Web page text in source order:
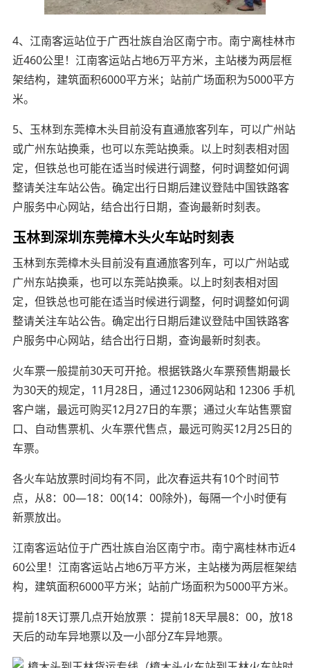
4、江南客运站位于广西壮族自治区南宁市。南宁离桂林市
近460公里！江南客运站占地6万平方米，主站楼为两层框
架结构，建筑面积6000平方米；站前广场面积为5000平方
米。
5、玉林到东莞樟木头目前没有直通旅客列车，可以广州站
或广州东站换乘，也可以东莞站换乘。以上时刻表相对固
定，但铁总也可能在适当时候进行调整，何时调整如何调
整请关注车站公告。确定出行日期后建议登陆中国铁路客
户服务中心网站，结合出行日期，查询最新时刻表。
玉林到深圳东莞樟木头火车站时刻表
玉林到东莞樟木头目前没有直通旅客列车，可以广州站或
广州东站换乘，也可以东莞站换乘。以上时刻表相对固
定，但铁总也可能在适当时候进行调整，何时调整如何调
整请关注车站公告。确定出行日期后建议登陆中国铁路客
户服务中心网站，结合出行日期，查询最新时刻表。
火车票一般提前30天可开抢。根据铁路火车票预售期最长
为30天的规定，11月28日，通过12306网站和 12306 手机
客户端，最远可购买12月27日的车票；通过火车站售票窗
口、自动售票机、火车票代售点，最远可购买12月25日的
车票。
各火车站放票时间均有不同，此次春运共有10个时间节
点，从8：00—18：00(14：00除外)，每隔一个小时便有
新票放出。
江南客运站位于广西壮族自治区南宁市。南宁离桂林市近4
60公里！江南客运站占地6万平方米，主站楼为两层框架结
构，建筑面积6000平方米；站前广场面积为5000平方米。
提前18天订票几点开始放票 ：提前18天早晨8：00，放18
天后的动车异地票以及一小部分Z车异地票。